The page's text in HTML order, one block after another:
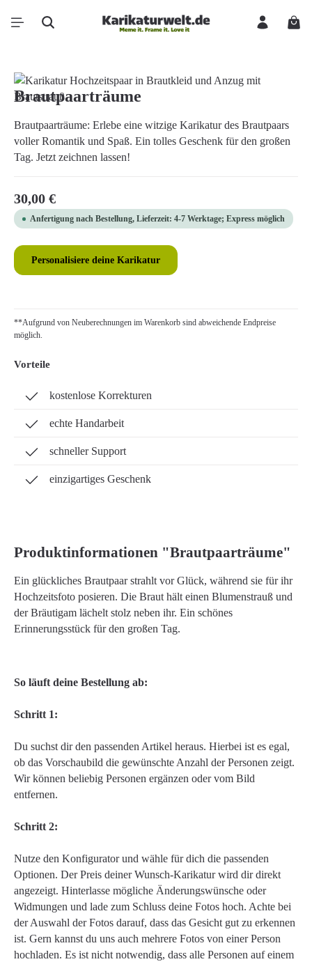
Zum Hauptinhalt springen
Bildergalerie überspringen
Brautpaarträume
Brautpaarträume: Erlebe eine witzige Karikatur des Brautpaars
voller Romantik und Spaß. Ein tolles Geschenk für den großen
Tag. Jetzt zeichnen lassen!
Regulärer Preis:
30,00 €
Anfertigung nach Bestellung, Lieferzeit: 4-7 Werktage; Express möglich
Personalisiere deine Karikatur
**Aufgrund von Neuberechnungen im Warenkorb sind abweichende Endpreise
möglich.
Vorteile
kostenlose Korrekturen
echte Handarbeit
schneller Support
einzigartiges Geschenk
Produktinformationen "Brautpaarträume"
Ein glückliches Brautpaar strahlt vor Glück, während sie für ihr
Hochzeitsfoto posieren. Die Braut hält einen Blumenstrauß und
der Bräutigam lächelt stolz neben ihr. Ein schönes
Erinnerungsstück für den großen Tag.
So läuft deine Bestellung ab:
Schritt 1:
Du suchst dir den passenden Artikel heraus. Hierbei ist es egal,
ob das Vorschaubild die gewünschte Anzahl der Personen zeigt.
Wir können beliebig Personen ergänzen oder vom Bild
entfernen.
Schritt 2:
Nutze den Konfigurator und wähle für dich die passenden
Optionen. Der Preis deiner Wunsch-Karikatur wird dir direkt
angezeigt. Hinterlasse mögliche Änderungswünsche oder
Widmungen und lade zum Schluss deine Fotos hoch. Achte bei
der Auswahl der Fotos darauf, dass das Gesicht gut zu erkennen
ist. Gern kannst du uns auch mehrere Fotos von einer Person
hochladen. Es ist nicht notwendig, dass alle Personen auf einem